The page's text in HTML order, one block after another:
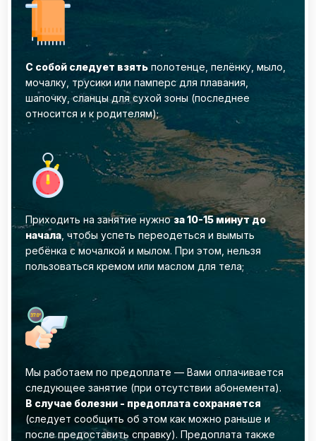
С собой следует взять полотенце, пелёнку, мыло,
мочалку, трусики или памперс для плавания,
шапочку, сланцы для сухой зоны (последнее
относится и к родителям);
Приходить на занятие нужноза 10-15 минут до
начала , чтобы успеть переодеться и вымыть
ребёнка с мочалкой и мылом. При этом, нельзя
пользоваться кремом или маслом для тела;
Мы работаем по предоплате — Вами оплачивается
следующее занятие (при отсутствии абонемента).
В случае болезни - предоплата сохраняется
(следует сообщить об этом как можно раньше и
после предоставить справку). Предоплата также